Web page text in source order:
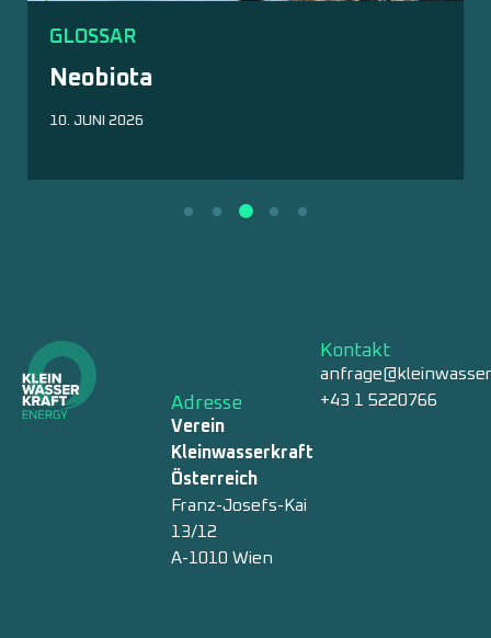
GLOSSAR
Neobiota
10. JUNI 2026
Adresse
Verein
Kleinwasserkraft
Österreich
Franz-Josefs-Kai
13/12
A-1010 Wien
Kontakt
+43 1 5220766